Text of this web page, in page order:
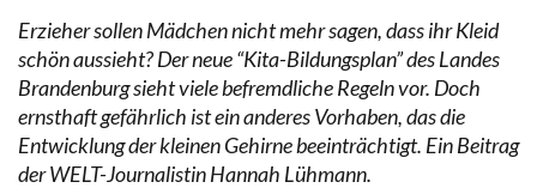
Erzieher sollen Mädchen nicht mehr sagen, dass ihr Kleid
schön aussieht? Der neue “Kita-Bildungsplan” des Landes
Brandenburg sieht viele befremdliche Regeln vor. Doch
ernsthaft gefährlich ist ein anderes Vorhaben, das die
Entwicklung der kleinen Gehirne beeinträchtigt. Ein Beitrag
der WELT-Journalistin Hannah Lühmann.